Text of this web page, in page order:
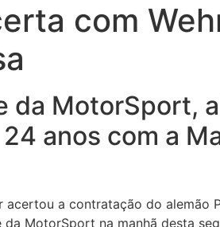
com
da MotorSport,
anos com a
acertou a contratação do alemão
da MotorSport na manhã desta